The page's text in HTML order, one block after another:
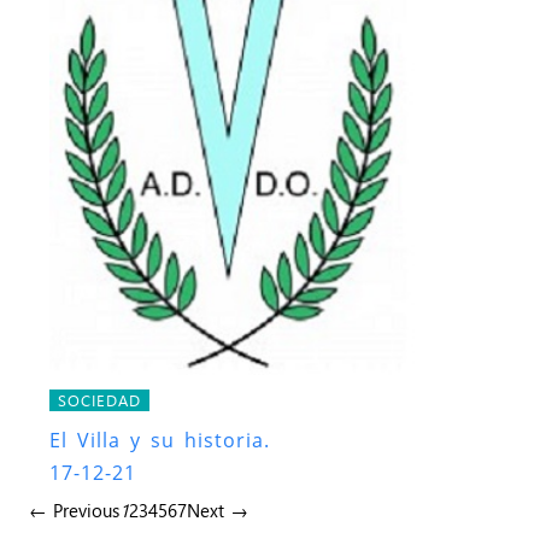
SOCIEDAD
El Villa y su historia.
17-12-21
← Previous1234567Next →